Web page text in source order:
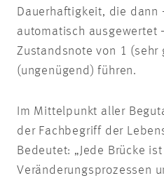
Dauerhaftigkeit, die dann
automatisch ausgewertet
Zustandsnote von 1 (sehr
(ungenügend) führen.
Im Mittelpunkt aller
der Fachbegriff der
Bedeutet: „Jede Brücke ist
Veränderungsprozessen